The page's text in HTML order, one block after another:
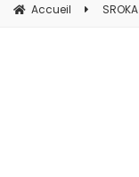
Accueil SROKA